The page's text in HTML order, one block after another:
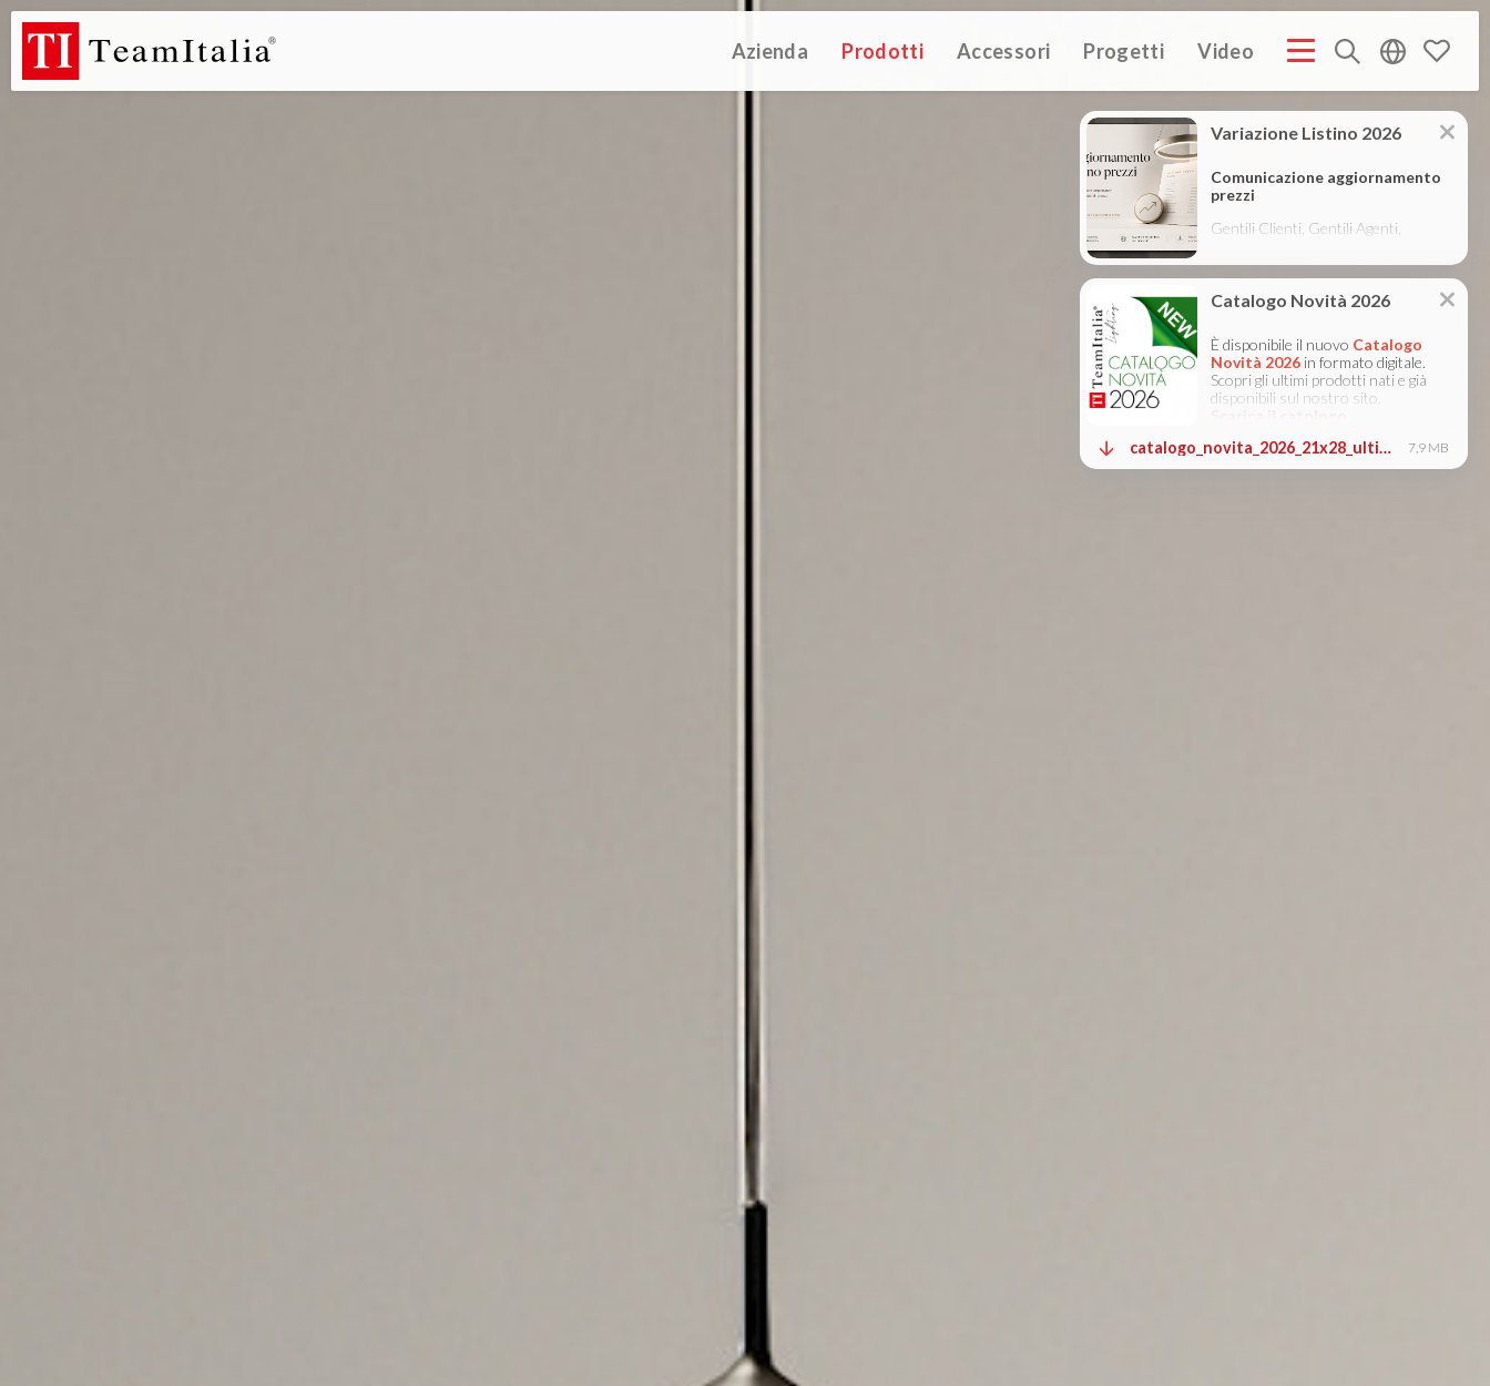
R Azienda Prodotti Accessori Progetti Video
Listino Prezzi - 2026 Catalogo Novità 2026 DECORATIVE CATALOGUE 2025 TECHNICAL CATALOGUE 2025 COMPANY PROFILE ITA COMPANY PROFILE GB
COMPANY PROFILE